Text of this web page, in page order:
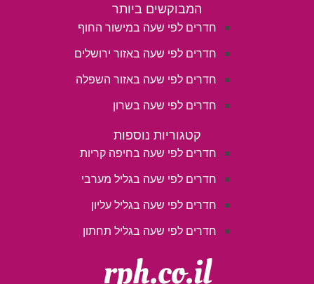
המבוקשים ביותר
חדרים לפי שעה במישור החוף
חדרים לפי שעה באזור ירושלים
חדרים לפי שעה באזור השפלה
חדרים לפי שעה בשרון
קטגוריות נוספות
חדרים לפי שעה בחיפה קריות
חדרים לפי שעה בגליל מערבי
חדרים לפי שעה בגליל עליון
חדרים לפי שעה בגליל תחתון
rph.co.il